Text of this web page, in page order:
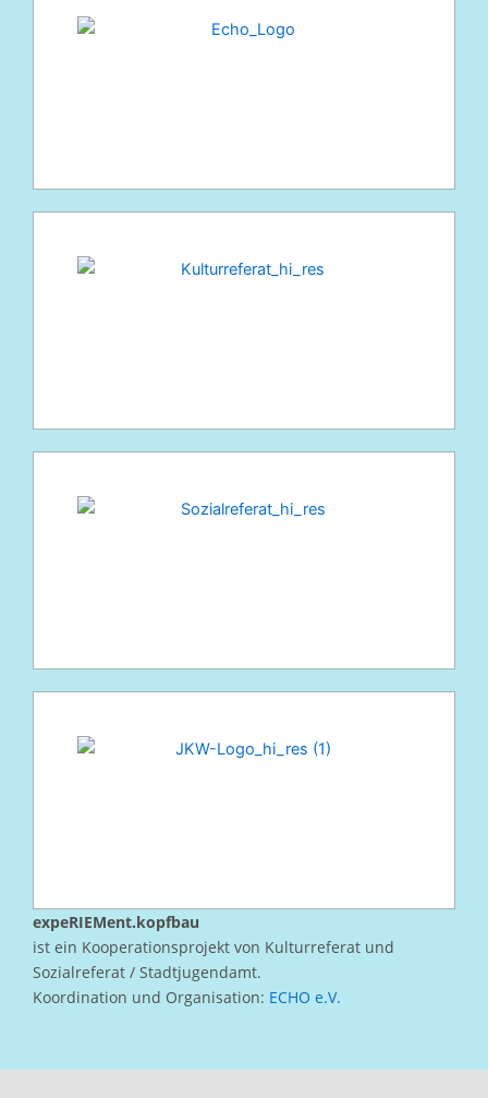
expeRIEMent.kopfbau
ist ein Kooperationsprojekt von Kulturreferat und
Sozialreferat / Stadtjugendamt.
Koordination und Organisation: ECHO e.V.